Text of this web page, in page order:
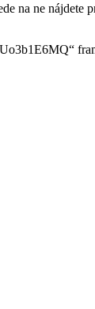
na ne nájdete